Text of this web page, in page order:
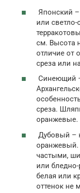
Японский
или
см. Высота
отличие от
среза или
Синеющий
среза.
оранжевые.
Дубовый –
оранжевый.
частыми,
или
белая или
оттенок не